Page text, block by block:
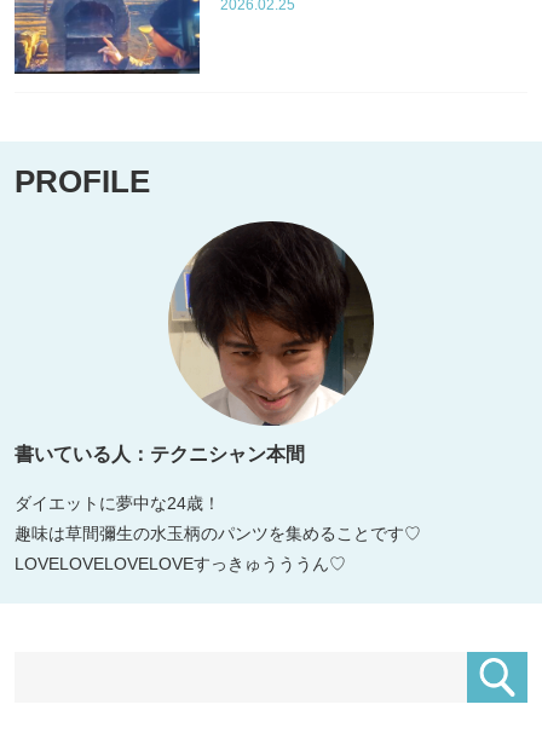
2026.02.25
PROFILE
書いている人：テクニシャン本間
ダイエットに夢中な24歳！
趣味は草間彌生の水玉柄のパンツを集めることです♡
LOVELOVELOVELOVEすっきゅうううん♡